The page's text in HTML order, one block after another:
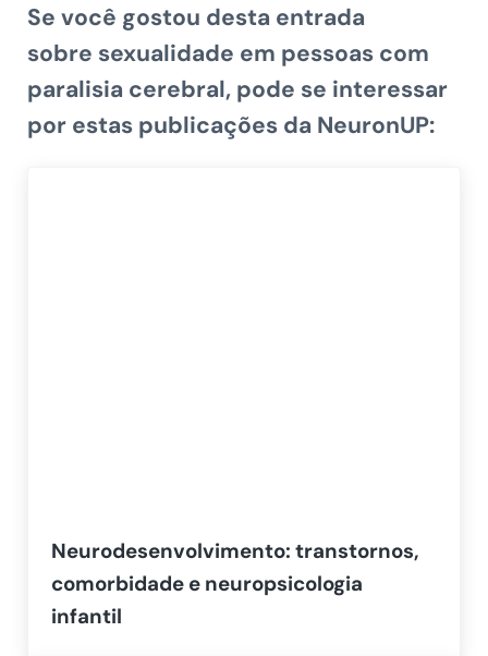
Se você gostou desta entrada
sobre sexualidade em pessoas com
paralisia cerebral,pode se interessar
por estas publicações da NeuronUP:
Neurodesenvolvimento: transtornos,
comorbidade e neuropsicologia
infantil